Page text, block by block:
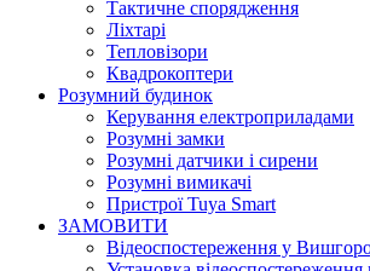
Тактичне спорядження
Ліхтарі
Тепловізори
Квадрокоптери
Розумний будинок
Керування електроприладами
Розумні замки
Розумні датчики і сирени
Розумні вимикачі
Пристрої Tuya Smart
ЗАМОВИТИ
Відеоспостереження у